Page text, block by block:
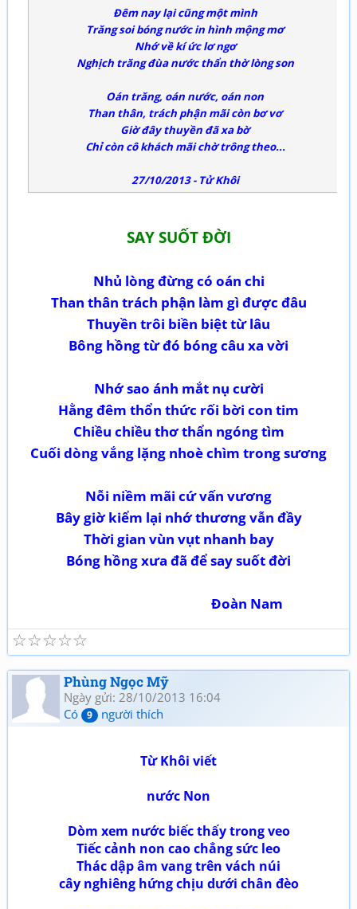
Đêm nay lại cũng một mình
Trăng soi bóng nước in hình mộng mơ
Nhớ về kí ức lơ ngơ
Nghịch trăng đùa nước thẩn thờ lòng son
Oán trăng, oán nước, oán non
Than thân, trách phận mãi còn bơ vơ
Giờ đây thuyền đã xa bờ
Chỉ còn cô khách mãi chờ trông theo...
27/10/2013 - Tử Khôi
SAY SUỐT ĐỜI
Nhủ lòng đừng có oán chi
Than thân trách phận làm gì được đâu
Thuyền trôi biền biệt từ lâu
Bông hồng từ đó bóng câu xa vời
Nhớ sao ánh mắt nụ cười
Hằng đêm thổn thức rối bời con tim
Chiều chiều thơ thẩn ngóng tìm
Cuối dòng vắng lặng nhoè chìm trong sương
Nỗi niềm mãi cứ vấn vương
Bây giờ kiểm lại nhớ thương vẫn đầy
Thời gian vùn vụt nhanh bay
Bóng hồng xưa đã để say suốt đời
Đoàn Nam
☆
☆
☆
☆
☆
Phùng Ngọc Mỹ
Ngày gửi: 28/10/2013 16:04
Có
9 người thích
Từ Khôi viết
nước Non
Dòm xem nước biếc thấy trong veo
Tiếc cảnh non cao chẳng sức leo
Thác dập âm vang trên vách núi
cây nghiêng hứng chịu dưới chân đèo